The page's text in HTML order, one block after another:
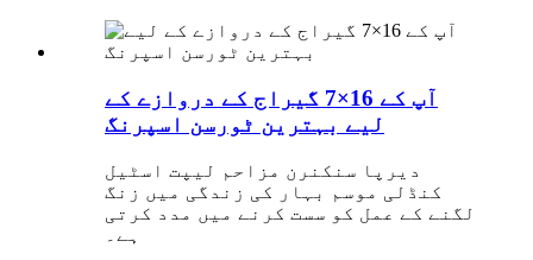
آپ کے 16×7 گیراج کے دروازے کے
لیے بہترین ٹورسن اسپرنگ
دیرپا سنکنرن مزاحم لیپت اسٹیل
کنڈلی موسم بہار کی زندگی میں زنگ
لگنے کے عمل کو سست کرنے میں مدد کرتی
ہے۔